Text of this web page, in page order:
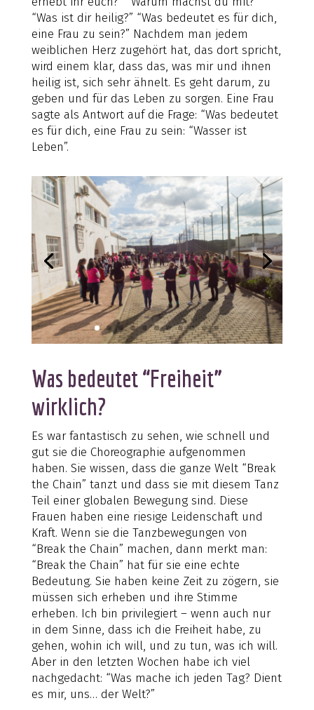
“Was ist dir heilig?” “Was bedeutet es für dich,
eine Frau zu sein?” Nachdem man jedem
weiblichen Herz zugehört hat, das dort spricht,
wird einem klar, dass das, was mir und ihnen
heilig ist, sich sehr ähnelt. Es geht darum, zu
geben und für das Leben zu sorgen. Eine Frau
sagte als Antwort auf die Frage: “Was bedeutet
es für dich, eine Frau zu sein: “Wasser ist
Leben”.
Was bedeutet “Freiheit”
wirklich?
Es war fantastisch zu sehen, wie schnell und
gut sie die Choreographie aufgenommen
haben. Sie wissen, dass die ganze Welt “Break
the Chain” tanzt und dass sie mit diesem Tanz
Teil einer globalen Bewegung sind. Diese
Frauen haben eine riesige Leidenschaft und
Kraft. Wenn sie die Tanzbewegungen von
“Break the Chain” machen, dann merkt man:
“Break the Chain” hat für sie eine echte
Bedeutung. Sie haben keine Zeit zu zögern, sie
müssen sich erheben und ihre Stimme
erheben. Ich bin privilegiert – wenn auch nur
in dem Sinne, dass ich die Freiheit habe, zu
gehen, wohin ich will, und zu tun, was ich will.
Aber in den letzten Wochen habe ich viel
nachgedacht: “Was mache ich jeden Tag? Dient
es mir, uns… der Welt?”